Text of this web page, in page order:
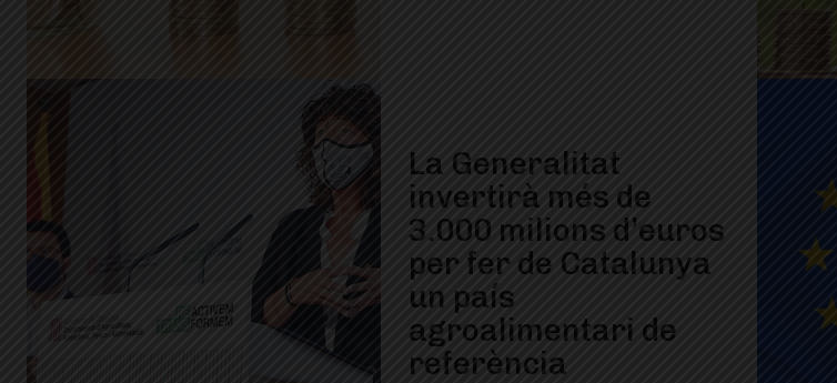
La Generalitat
invertirà més de
3.000 milions d’euros
per fer de Catalunya
un país
agroalimentari de
referència